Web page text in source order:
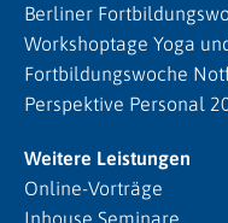
Berliner
Workshoptage Yoga
Fortbildungswoche
Perspektive Personal
Weitere Leistungen
Online-Vorträge
Inhouse Seminare